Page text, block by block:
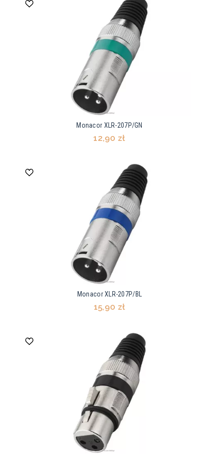
Monacor XLR-207P/GN
12,90 zł
Monacor XLR-207P/BL
15,90 zł